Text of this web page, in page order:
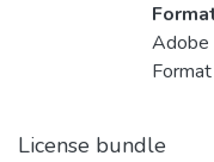
Adobe
Format
License bundle